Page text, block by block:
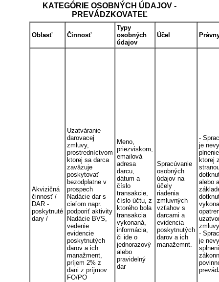
KATEGÓRIE OSOBNÝCH ÚDAJOV -
PREVÁDZKOVATEĽ
Oblasť Činnosť
Typy
osobných
údajov
Účel
Akvizičná
činnosť /
DAR -
poskytnuté
dary /
Uzatváranie
darovacej
zmluvy,
prostredníctvom
ktorej sa darca
zaväzuje
poskytovať
bezodplatne v
prospech
Nadácie dar s
cieľom napr.
podporiť aktivity
Nadácie BVS,
vedenie
evidencie
poskytnutých
darov a ich
manažment,
príjem 2% z
dani z príjmov
FO/PO
Meno,
priezviskom,
emailová
adresa
darcu,
dátum a
číslo
transakcie,
číslo účtu, z
ktorého bola
transakcia
vykonaná,
informácia,
či ide o
jednorazový
alebo
pravidelný
dar
Spracúvanie
osobných
údajov na
účely
riadenia
zmluvných
vzťahov s
darcami a
evidencia
poskytnutých
darov a ich
manažemnt.
-
je
ktorej
alebo
-
je